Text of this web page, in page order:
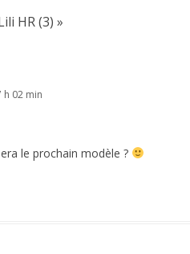
HR (3) »
h 02 min
le prochain modèle ?